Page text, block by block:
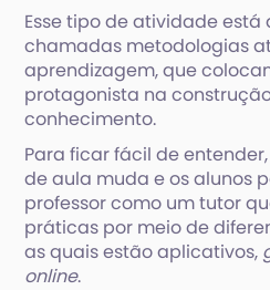
Esse tipo de atividade
chamadas metodologias
aprendizagem, que
protagonista na
conhecimento.
Para ficar fácil de
de aula muda e os alunos
professor como um tutor
práticas por meio de
as quais estão aplicativos,
online.